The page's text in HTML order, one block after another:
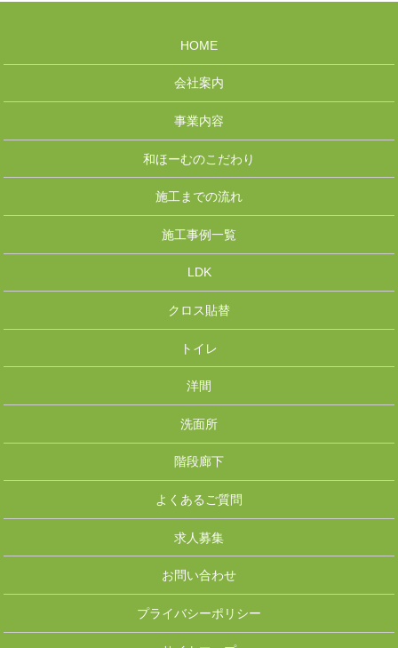
HOME
会社案内
事業内容
和ほーむのこだわり
施工までの流れ
施工事例一覧
LDK
クロス貼替
トイレ
洋間
洗面所
階段廊下
よくあるご質問
求人募集
お問い合わせ
プライバシーポリシー